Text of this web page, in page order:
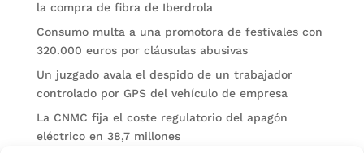
la compra de fibra de Iberdrola
Consumo multa a una promotora de festivales con
320.000 euros por cláusulas abusivas
Un juzgado avala el despido de un trabajador
controlado por GPS del vehículo de empresa
La CNMC fija el coste regulatorio del apagón
eléctrico en 38,7 millones